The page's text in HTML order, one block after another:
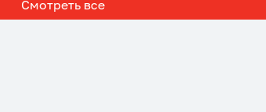
Смотреть все